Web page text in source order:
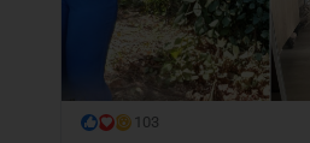
😮 103